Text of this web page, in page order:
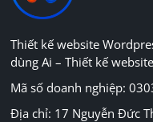
Thiết kế website
dùng Ai – Thiết kế
Mã số doanh nghiệp:
Địa chỉ: 17 Nguyễn Đức